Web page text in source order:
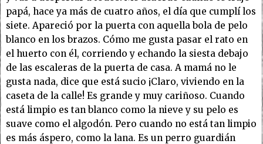
papá, hace ya más de cuatro años, el día que cumplí los
siete. Apareció por la puerta con aquella bola de pelo
blanco en los brazos. Cómo me gusta pasar el rato en
el huerto con él, corriendo y echando la siesta debajo
de las escaleras de la puerta de casa. A mamá no le
gusta nada, dice que está sucio ¡Claro, viviendo en la
caseta de la calle! Es grande y muy cariñoso. Cuando
está limpio es tan blanco como la nieve y su pelo es
suave como el algodón. Pero cuando no está tan limpio
es más áspero, como la lana. Es un perro guardián